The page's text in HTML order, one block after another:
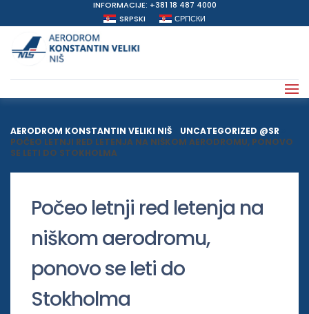
INFORMACIJE: +381 18 487 4000
SRPSKI
СРПСКИ
AERODROM KONSTANTIN VELIKI NIŠ UNCATEGORIZED @SR
POČEO LETNJI RED LETENJA NA NIŠKOM AERODROMU, PONOVO
SE LETI DO STOKHOLMA
Počeo letnji red letenja na
niškom aerodromu,
ponovo se leti do
Stokholma